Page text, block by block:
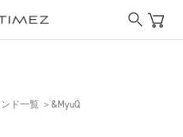
ド一覧 ＞&MyuQ